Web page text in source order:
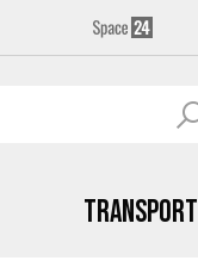
Transport